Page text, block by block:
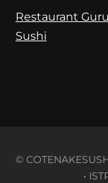
Restaurant
Sushi
©
•